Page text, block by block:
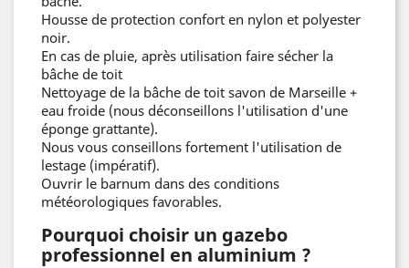
Housse de protection confort en nylon et polyester
noir.
En cas de pluie, après utilisation faire sécher la
bâche de toit
Nettoyage de la bâche de toit savon de Marseille +
eau froide (nous déconseillons l'utilisation d'une
éponge grattante).
Nous vous conseillons fortement l'utilisation de
lestage (impératif).
Ouvrir le barnum dans des conditions
météorologiques favorables.
Pourquoi choisir un gazebo
professionnel en aluminium ?